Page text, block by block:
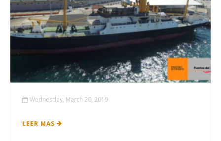
Wednesday, March 20, 2019
LEER MAS